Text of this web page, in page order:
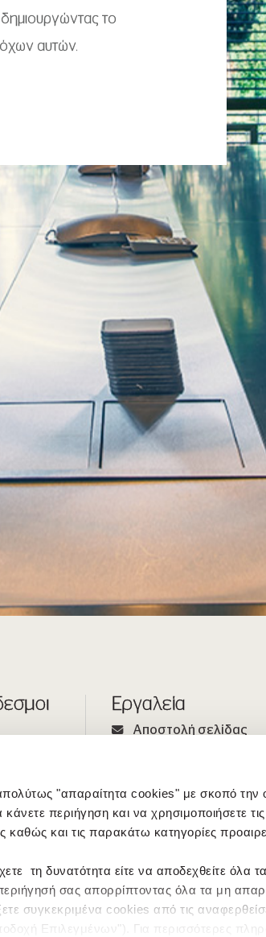
"απαραίτητα cookies" με σκοπό την
περιήγηση και να χρησιμοποιήσετε τις
και τις παρακάτω κατηγορίες
τη δυνατότητα είτε να αποδεχθείτε όλα
σας απορρίπτοντας όλα τα μη
συγκεκριμένα cookies από τις
Επιλεγμένων"). Για περισσότερες
δημιουργώντας το
αυτών.
Εργαλεία
Αποστολή σελίδας